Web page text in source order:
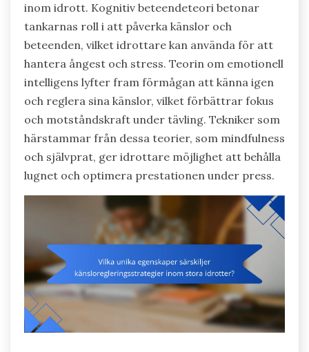
inom idrott. Kognitiv beteendeteori betonar
tankarnas roll i att påverka känslor och
beteenden, vilket idrottare kan använda för att
hantera ångest och stress. Teorin om emotionell
intelligens lyfter fram förmågan att känna igen
och reglera sina känslor, vilket förbättrar fokus
och motståndskraft under tävling. Tekniker som
härstammar från dessa teorier, som mindfulness
och självprat, ger idrottare möjlighet att behålla
lugnet och optimera prestationen under press.